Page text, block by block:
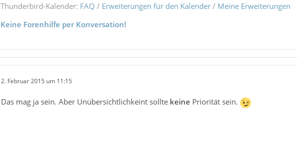
Thunderbird-Kalender: FAQ / Erweiterungen für den Kalender/ Meine Erweiterungen
Keine Forenhilfe per Konversation!
2. Februar 2015 um 11:15
Das mag ja sein. Aber Unübersichtlichkeint sollte keine Priorität sein.